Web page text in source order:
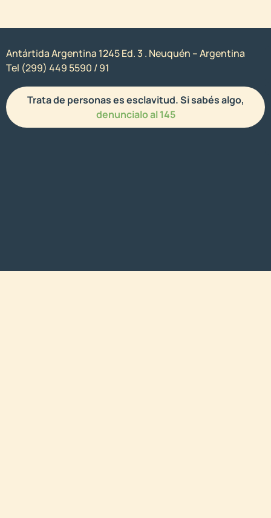
Antártida Argentina 1245 Ed. 3 . Neuquén – Argentina
Tel (299) 449 5590 / 91
Trata de personas es esclavitud. Si sabés algo,
denuncialo al 145